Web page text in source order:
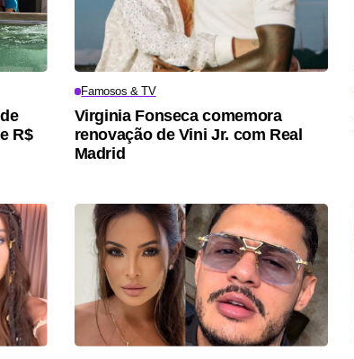
R$
Famosos & TV
Virginia Fonseca comemora
renovação de Vini Jr. com Real
Madrid